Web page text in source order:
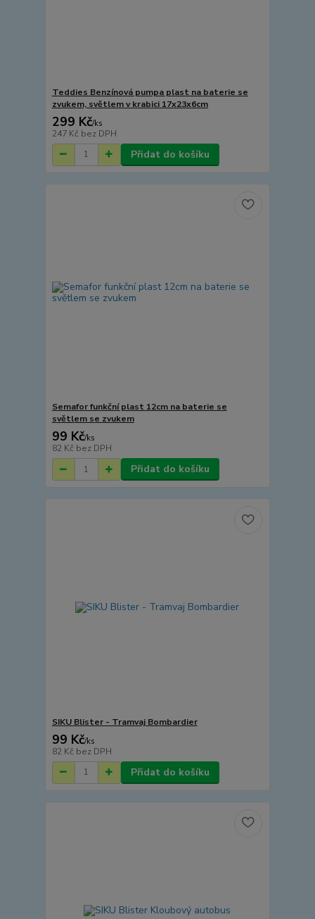
Teddies Benzínová pumpa plast na baterie se
zvukem, světlem v krabici 17x23x6cm
299 Kč/ks
247 Kč bez DPH
Přidat do košíku
Semafor funkční plast 12cm na baterie se
světlem se zvukem
99 Kč/ks
82 Kč bez DPH
Přidat do košíku
SIKU Blister - Tramvaj Bombardier
99 Kč/ks
82 Kč bez DPH
Přidat do košíku